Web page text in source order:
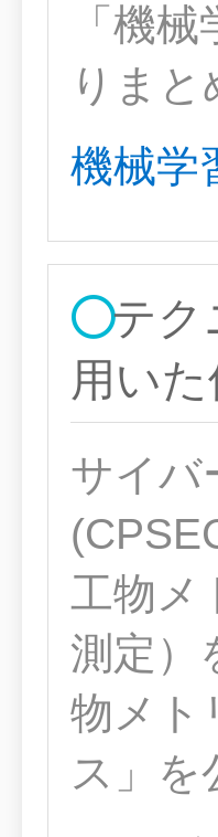
「機
りま
機械学
テク
用い
サイバ
工物メ
測定）
物メト
ス」を